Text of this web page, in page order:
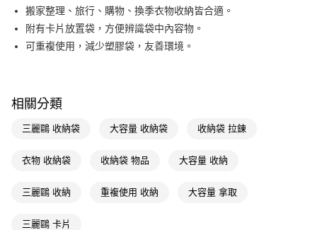
街口支付
悠遊付
相關說明
AFTEE先享後付是「在收到商品之後才付款」的支付方式。 讓您購物簡單
１．簡單：不需註冊會員、不需綁卡、不需儲值。
１．於結帳方式選擇「AFTEE先享後付」後，將跳轉至「AFTEE先享後付」
即享券
運送方式
全家取貨付款
搬家整理、旅行、購物、換季衣物收納皆合適。
附有卡片放置袋，方便辨識袋中內容物。
可重複使用，減少塑膠袋，友善環境。
相關分類
三麗鷗 收納袋 大容量 收納袋 收納袋 拉鍊
衣物 收納袋 收納袋 物品 大容量 收納
三麗鷗 收納 重複使用 收納 大容量 拿取
三麗鷗 卡片